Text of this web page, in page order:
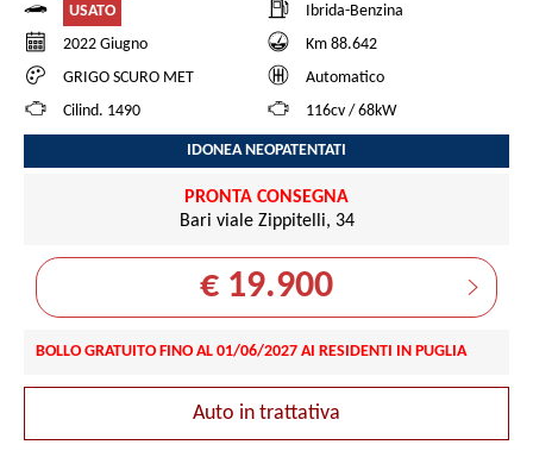
USATO
Ibrida-Benzina
2022 Giugno
Km 88.642
GRIGO SCURO MET
Automatico
Cilind. 1490
116cv / 68kW
IDONEA NEOPATENTATI
PRONTA CONSEGNA
Bari viale Zippitelli, 34
€ 19.900
BOLLO GRATUITO FINO AL 01/06/2027 AI RESIDENTI IN PUGLIA
Auto in trattativa